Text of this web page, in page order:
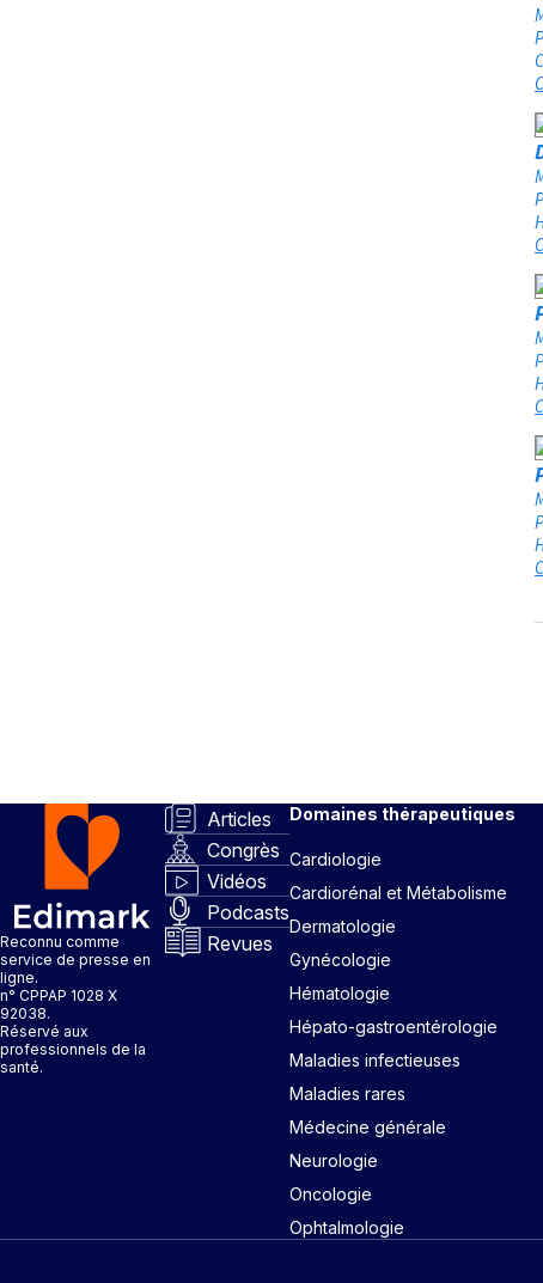
Reconnu comme
service de presse en
ligne.
n° CPPAP 1028 X
92038.
Réservé aux
professionnels de la
santé.
Articles
Congrès
Vidéos
Podcasts
Revues
Domaines thérapeutiques
Cardiologie
Cardiorénal et Métabolisme
Dermatologie
Gynécologie
Hématologie
Hépato-gastroentérologie
Maladies infectieuses
Maladies rares
Médecine générale
Neurologie
Oncologie
Ophtalmologie